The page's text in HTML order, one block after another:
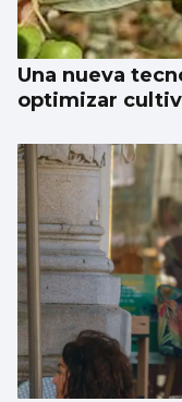
Una nueva
optimizar